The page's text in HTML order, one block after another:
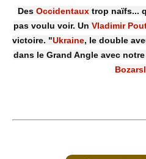
Des Occidentaux trop naïfs...
pas voulu voir. Un Vladimir
victoire. "Ukraine, le double
dans le Grand Angle avec